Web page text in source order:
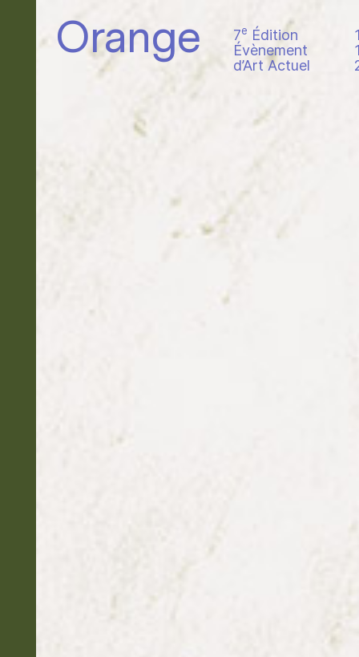
Orange 7e Édition
Évènement
d’Art Actuel